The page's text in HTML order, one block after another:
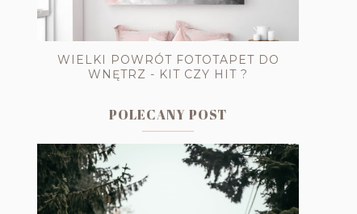
WIELKI POWRÓT FOTOTAPET DO
WNĘTRZ - KIT CZY HIT ?
POLECANY POST